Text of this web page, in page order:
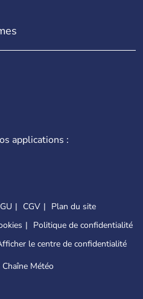
applications :
CGV
Plan du site
Politique de confidentialité
le centre de confidentialité
Météo